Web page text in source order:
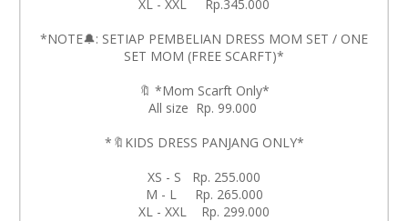
XL - XXL Rp.345.000
*NOTE🔔: SETIAP PEMBELIAN DRESS MOM SET / ONE
SET MOM (FREE SCARFT)*
🔖 *Mom Scarft Only*
All size Rp. 99.000
*🔖KIDS DRESS PANJANG ONLY*
XS - S Rp. 255.000
M - L Rp. 265.000
XL - XXL Rp. 299.000